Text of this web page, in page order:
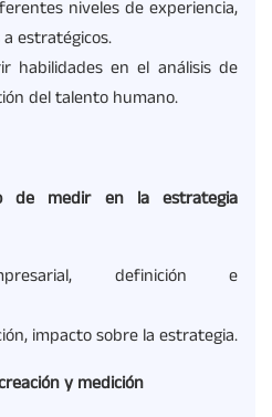
niveles de experiencia,
estratégicos.
habilidades en el análisis de
del talento humano.
de medir en la estrategia
definición e
impacto sobre la estrategia.
y medición